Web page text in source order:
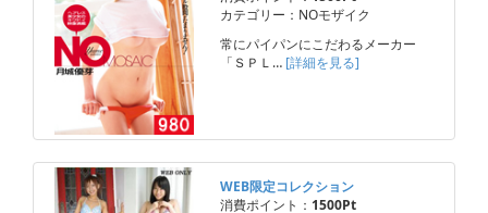
カテゴリー：NOモザイク
常にパイパンにこだわるメーカー
「ＳＰＬ… [詳細を見る]
WEB限定コレクション
消費ポイント： 1500Pt